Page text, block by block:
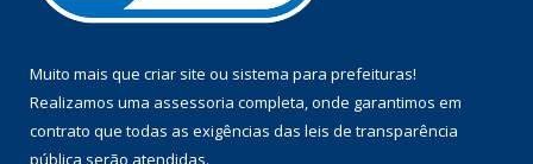
Muito mais que criar site ou sistema para prefeituras!
Realizamos uma assessoria completa, onde garantimos em
contrato que todas as exigências das leis de transparência
pública serão atendidas.